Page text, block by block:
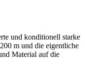
und konditionell starke
m und die eigentliche
Material auf die